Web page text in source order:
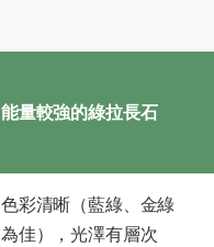
能量較強的綠拉長石
色彩清晰（藍綠、金綠
為佳），光澤有層次